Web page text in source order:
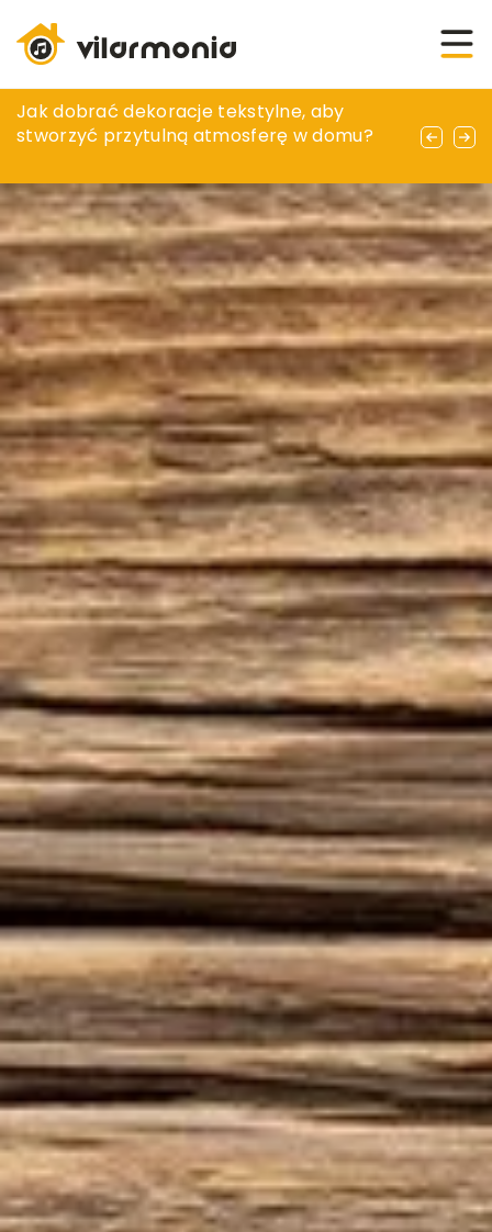
Korzyści z wynajmu domu nad jeziorem:
Idealne miejsce na relaks i przygodę dla
Jak dobrać dekoracje tekstylne, aby
stworzyć przytulną atmosferę w domu?
Kątownik aluminiowy – zastosowanie w
budownictwie i majsterkowaniu